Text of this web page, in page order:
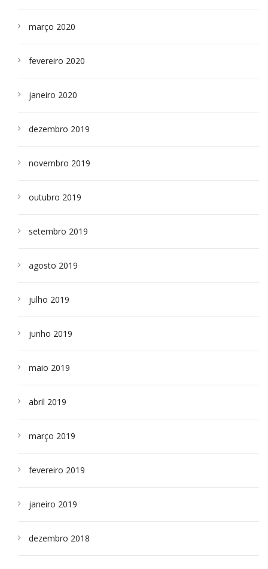
março 2020
fevereiro 2020
janeiro 2020
dezembro 2019
novembro 2019
outubro 2019
setembro 2019
agosto 2019
julho 2019
junho 2019
maio 2019
abril 2019
março 2019
fevereiro 2019
janeiro 2019
dezembro 2018